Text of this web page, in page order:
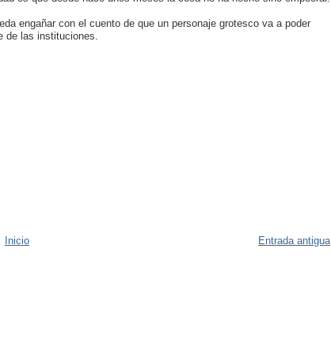
engañar con el cuento de que un personaje grotesco va a poder
de las instituciones.
Entrada antigua
Inicio